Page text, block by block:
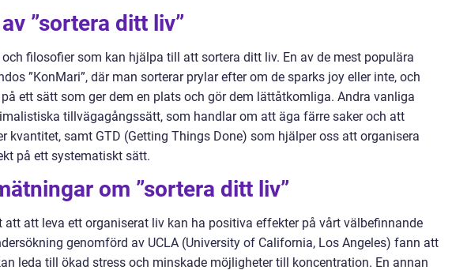
”sortera ditt liv”
filosofier som kan hjälpa till att sortera ditt liv. En av de mest populära
”KonMari”, där man sorterar prylar efter om de sparks joy eller inte, och
ett sätt som ger dem en plats och gör dem lättåtkomliga. Andra vanliga
tillvägagångssätt, som handlar om att äga färre saker och att
kvantitet, samt GTD (Getting Things Done) som hjälper oss att organisera
på ett systematiskt sätt.
om ”sortera ditt liv”
att att leva ett organiserat liv kan ha positiva effekter på vårt välbefinnande
genomförd av UCLA (University of California, Los Angeles) fann att
leda till ökad stress och minskade möjligheter till koncentration. En annan